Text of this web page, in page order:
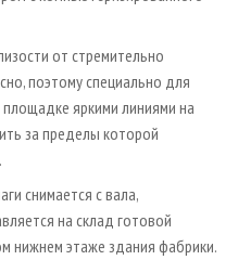
от стремительно
поэтому специально для
яркими линиями на
за пределы которой
снимается с вала,
на склад готовой
нижнем этаже здания фабрики.